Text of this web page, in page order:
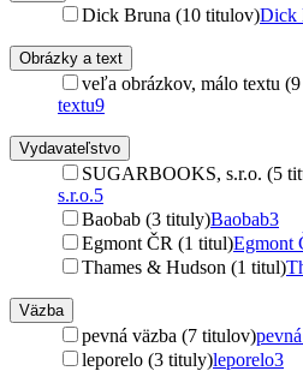
Dick Bruna (10 titulov)Dick
Obrázky a text
veľa obrázkov, málo textu
textu9
Vydavateľstvo
SUGARBOOKS, s.r.o. (5
s.r.o.5
Baobab (3 tituly)Baobab3
Egmont ČR (1 titul)Egmont
Thames & Hudson (1 titul)
Väzba
pevná väzba (7 titulov)
leporelo (3 tituly)leporelo3